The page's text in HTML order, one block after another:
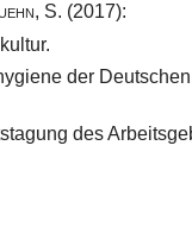
S. (2017):
der
des